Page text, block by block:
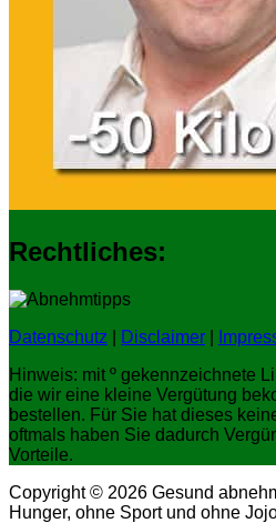
Rechtliches:
Datenschutz Disclaimer
Hinweis: mit º gekennzeichnete
die wir eine kleine Vergütung
bestellen. Für Sie hat dieses
oftmals haben Sie dadurch
Vorteile.
Copyright © 2026 Gesund
Hunger, ohne Sport und ohne